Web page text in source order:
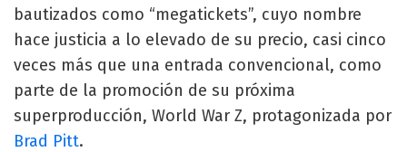
bautizados como “megatickets”, cuyo nombre
hace justicia a lo elevado de su precio, casi cinco
veces más que una entrada convencional, como
parte de la promoción de su próxima
superproducción, World War Z, protagonizada por
Brad Pitt.